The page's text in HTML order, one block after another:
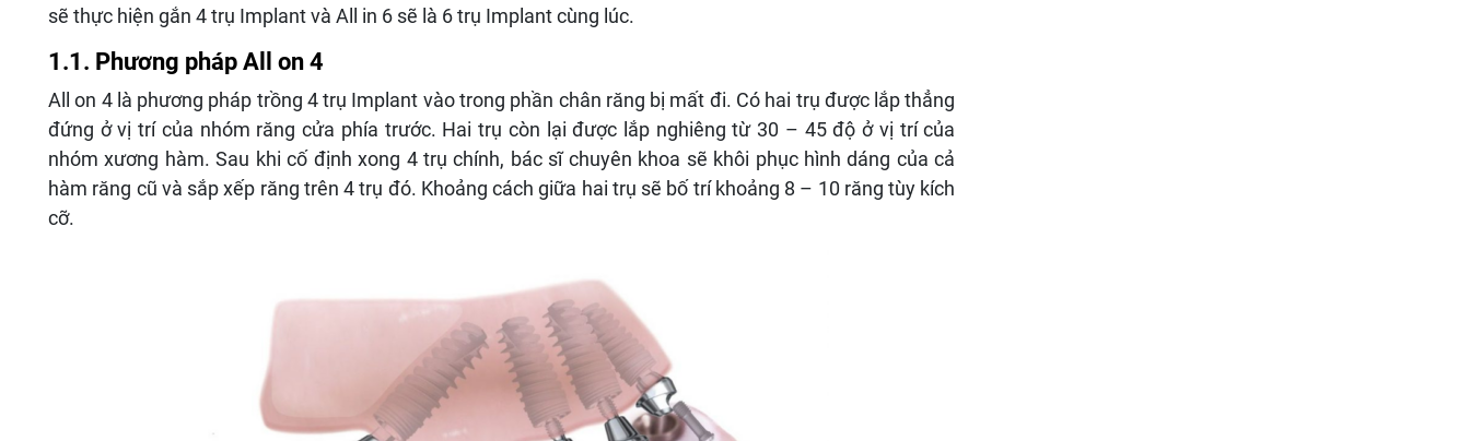
sẽ thực hiện gắn 4 trụ Implant và All in 6 sẽ là 6 trụ Implant cùng lúc.
1.1. Phương pháp All on 4
All on 4 là phương pháp trồng 4 trụ Implant vào trong phần chân răng bị mất đi. Có hai trụ được lắp thẳng
đứng ở vị trí của nhóm răng cửa phía trước. Hai trụ còn lại được lắp nghiêng từ 30 – 45 độ ở vị trí của
nhóm xương hàm. Sau khi cố định xong 4 trụ chính, bác sĩ chuyên khoa sẽ khôi phục hình dáng của cả
hàm răng cũ và sắp xếp răng trên 4 trụ đó. Khoảng cách giữa hai trụ sẽ bố trí khoảng 8 – 10 răng tùy kích
cỡ.